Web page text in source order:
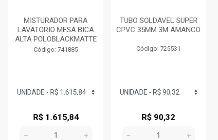
MISTURADOR PARA
LAVATORIO MESA BICA
ALTA POLOBLACKMATTE
Código: 741885
R$ 1.615,84
TUBO SOLDAVEL SUPER
CPVC 35MM 3M AMANCO
Código: 725531
R$ 90,32